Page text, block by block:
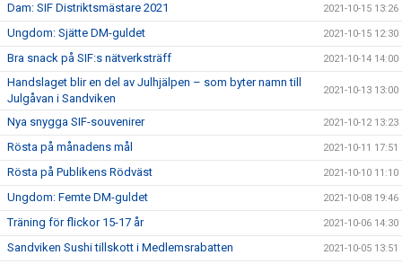
Dam: SIF Distriktsmästare 2021 2021-10-15 13:26
Ungdom: Sjätte DM-guldet 2021-10-15 12:30
Bra snack på SIF:s nätverksträff 2021-10-14 14:00
Handslaget blir en del av Julhjälpen – som byter namn till
Julgåvan i Sandviken
2021-10-13 13:00
Nya snygga SIF-souvenirer 2021-10-12 13:23
Rösta på månadens mål 2021-10-11 17:51
Rösta på Publikens Rödväst 2021-10-10 11:10
Ungdom: Femte DM-guldet 2021-10-08 19:46
Träning för flickor 15-17 år 2021-10-06 14:30
Sandviken Sushi tillskott i Medlemsrabatten 2021-10-05 13:51